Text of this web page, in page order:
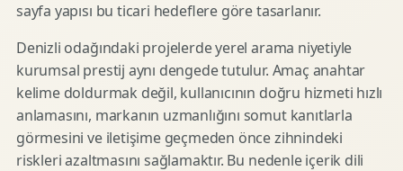
sayfa yapısı bu ticari hedeflere göre tasarlanır.
Denizli odağındaki projelerde yerel arama niyetiyle
kurumsal prestij aynı dengede tutulur. Amaç anahtar
kelime doldurmak değil, kullanıcının doğru hizmeti hızlı
anlamasını, markanın uzmanlığını somut kanıtlarla
görmesini ve iletişime geçmeden önce zihnindeki
riskleri azaltmasını sağlamaktır. Bu nedenle içerik dili